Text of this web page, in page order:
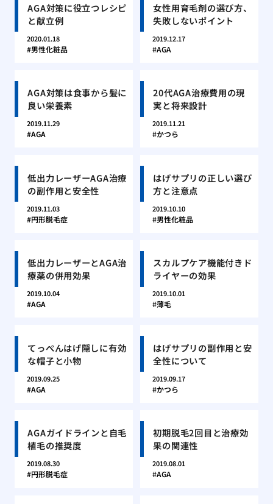
AGA対策に役立つレシピ
と献立例
2020.01.18
男性化粧品
女性用育毛剤の選び方、
失敗しないポイント
2019.12.17
AGA
AGA対策は食事から髪に
良い栄養素
2019.11.29
AGA
20代AGA治療費用の現
実と将来設計
2019.11.21
かつら
低出力レーザーAGA治療
の副作用と安全性
2019.11.03
円形脱毛症
はげサプリの正しい選び
方と注意点
2019.10.10
男性化粧品
低出力レーザーとAGA治
療薬の併用効果
2019.10.04
AGA
スカルプケア機能付きド
ライヤーの効果
2019.10.01
薄毛
てっぺんはげ隠しに有効
な帽子と小物
2019.09.25
AGA
はげサプリの副作用と安
全性について
2019.09.17
かつら
AGAガイドラインと自毛
植毛の推奨度
2019.08.30
円形脱毛症
初期脱毛2回目と治療効
果の関連性
2019.08.01
AGA